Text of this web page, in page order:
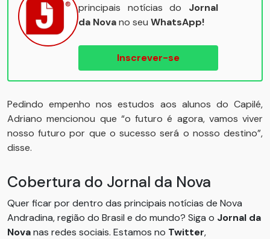
principais notícias do Jornal
da Novano seu WhatsApp!
Inscrever-se
Pedindo empenho nos estudos aos alunos do Capilé,
Adriano mencionou que “o futuro é agora, vamos viver
nosso futuro por que o sucesso será o nosso destino”,
disse.
Cobertura do Jornal da Nova
Quer ficar por dentro das principais notícias de Nova
Andradina, região do Brasil e do mundo? Siga o Jornal da
Novanas redes sociais. Estamos no Twitter,